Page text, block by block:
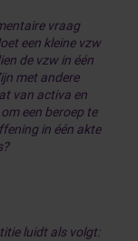
vraag
een kleine vzw
de vzw in één
met andere
van activa en
een beroep te
in één akte
luidt als volgt: